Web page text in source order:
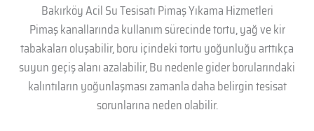
Bakırköy Acil Su Tesisatı Pimaş Yıkama Hizmetleri
Pimaş kanallarında kullanım sürecinde tortu, yağ ve kir
tabakaları oluşabilir, boru içindeki tortu yoğunluğu arttıkça
suyun geçiş alanı azalabilir, Bu nedenle gider borularındaki
kalıntıların yoğunlaşması zamanla daha belirgin tesisat
sorunlarına neden olabilir.